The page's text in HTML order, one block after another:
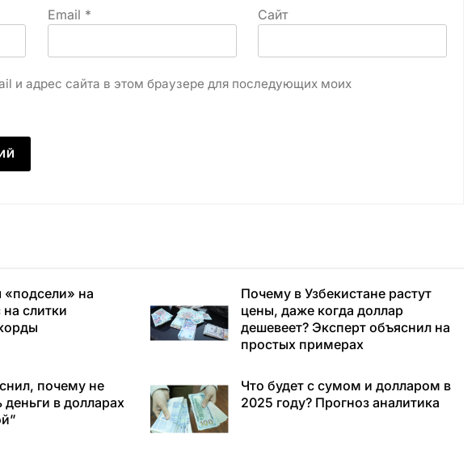
Email * Сайт
и адрес сайта в этом браузере для последующих моих
«подсели» на
слитки
Почему в Узбекистане растут
цены, даже когда доллар
дешевеет? Эксперт объяснил на
простых примерах
почему не
деньги в долларах
Что будет с сумом и долларом в
2025 году? Прогноз аналитика